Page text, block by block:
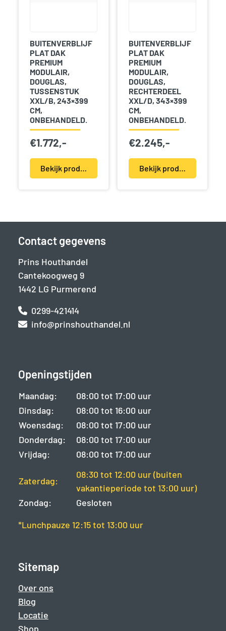
BUITENVERBLIJF
PLAT DAK
PREMIUM
MODULAIR,
DOUGLAS,
TUSSENSTUK
XXL/B, 243×399
CM,
ONBEHANDELD.
€1.772,-
Bekijk product(en)
BUITENVERBLIJF
PLAT DAK
PREMIUM
MODULAIR,
DOUGLAS,
RECHTERDEEL
XXL/D, 343×399
CM,
ONBEHANDELD.
€2.245,-
Bekijk product(en)
Contact gegevens
Prins Houthandel
Cantekoogweg 9
1442 LG Purmerend
0299-421414
info@prinshouthandel.nl
Openingstijden
Maandag:
08:00 tot 17:00 uur
Dinsdag:
08:00 tot 16:00 uur
Woensdag:
08:00 tot 17:00 uur
Donderdag:
08:00 tot 17:00 uur
Vrijdag:
08:00 tot 17:00 uur
Zaterdag:
08:30 tot 12:00 uur (buiten
vakantieperiode tot 13:00 uur)
Zondag:
Gesloten
*Lunchpauze 12:15 tot 13:00 uur
Sitemap
Over ons
Blog
Locatie
Shop